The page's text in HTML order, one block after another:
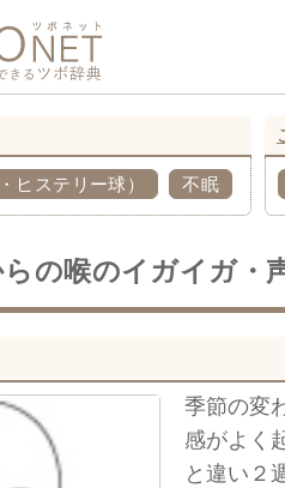
ヒステリー球） 不眠
らの喉のイガイガ・
季節の変
感がよく
と違い２